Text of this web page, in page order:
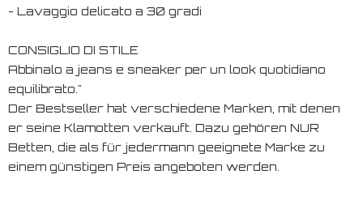
- Lavaggio delicato a 30 gradi
CONSIGLIO DI STILE
Abbinalo a jeans e sneaker per un look quotidiano
equilibrato."
Der Bestseller hat verschiedene Marken, mit denen
er seine Klamotten verkauft. Dazu gehören NUR
Betten, die als für jedermann geeignete Marke zu
einem günstigen Preis angeboten werden.